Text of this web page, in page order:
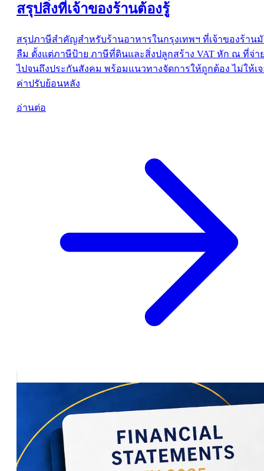
สรุปสิ่งที่เจ้าของร้านต้องรู้
สรุปภาษีสำคัญสำหรับร้านอาหารในกรุงเทพฯ ที่เจ้าของร้าน
ลืม ตั้งแต่ภาษีป้าย ภาษีที่ดินและสิ่งปลูกสร้าง VAT หัก ณ ที่จ่า
ไปจนถึงประกันสังคม พร้อมแนวทางจัดการให้ถูกต้อง ไม่ให้เ
ค่าปรับย้อนหลัง
อ่านต่อ